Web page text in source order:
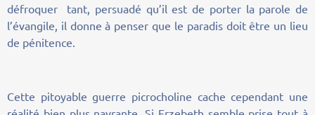
défroquer tant, persuadé qu’il est de porter la parole de
l’évangile, il donne à penser que le paradis doit être un lieu
de pénitence.
Cette pitoyable guerre picrocholine cache cependant une